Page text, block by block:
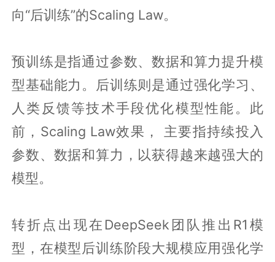
向“后训练”的Scaling Law。
预训练是指通过参数、数据和算力提升模
型基础能力。后训练则是通过强化学习、
人类反馈等技术手段优化模型性能。此
前，Scaling Law效果， 主要指持续投入
参数、数据和算力，以获得越来越强大的
模型。
转折点出现在DeepSeek团队推出R1模
型，在模型后训练阶段大规模应用强化学